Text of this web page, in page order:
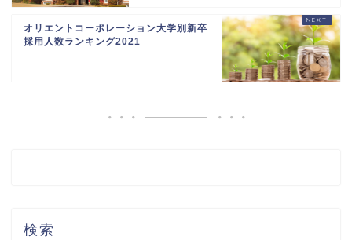
オリエントコーポレーション大学別新卒
採用人数ランキング2021
検索